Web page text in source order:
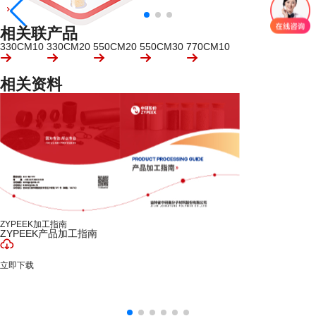
相关联产品
330CM10 330CM20 550CM20 550CM30 770CM10
相关资料
ZYPEEK加工指南
ZYPEEK产品加工指南
立即下载